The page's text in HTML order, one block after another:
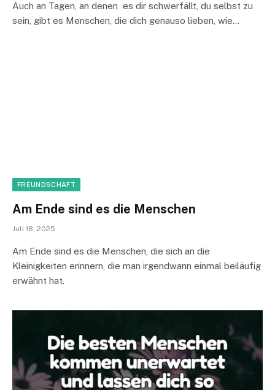
Auch an Tagen, an denen es dir schwerfällt, du selbst zu
sein, gibt es Menschen, die dich genauso lieben, wie…
FREUNDSCHAFT
Am Ende sind es die Menschen
Juli 18, 2025
Am Ende sind es die Menschen, die sich an die
Kleinigkeiten erinnern, die man irgendwann einmal beiläufig
erwähnt hat.